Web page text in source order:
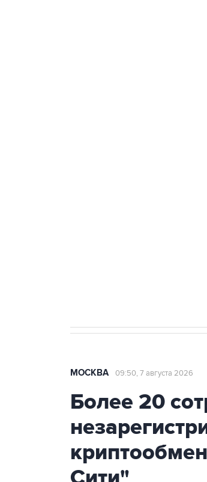
МОСКВА 09:50, 7 августа 2026
Более 20